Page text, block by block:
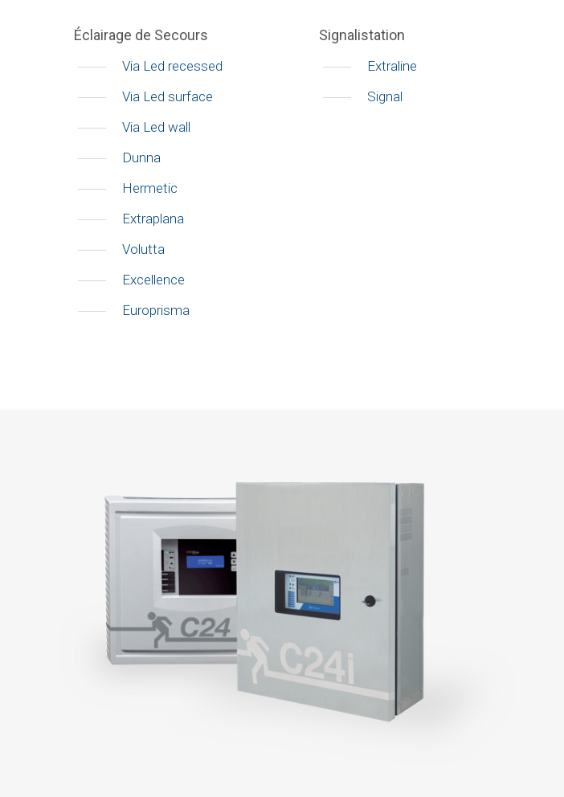
Éclairage de Secours
Via Led recessed
Via Led surface
Via Led wall
Dunna
Hermetic
Extraplana
Volutta
Excellence
Europrisma
Signalistation
Extraline
Signal